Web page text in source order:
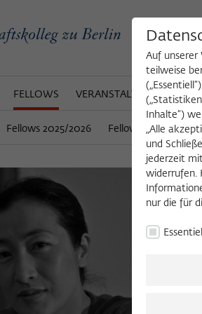
FELLOWS VERANSTALTUNGEN
Fellows 2025/2026 Fellows 2026/2027
2020/
Ge
from
Auf unserer
teilweise
Inhalte“)
„Alle
und
jederzeit
widerrufen.
nur die für
Essentiell